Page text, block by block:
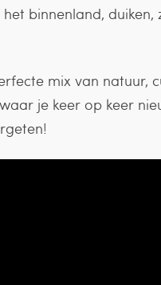
binnenland,
mix van natuur,
je keer op keer